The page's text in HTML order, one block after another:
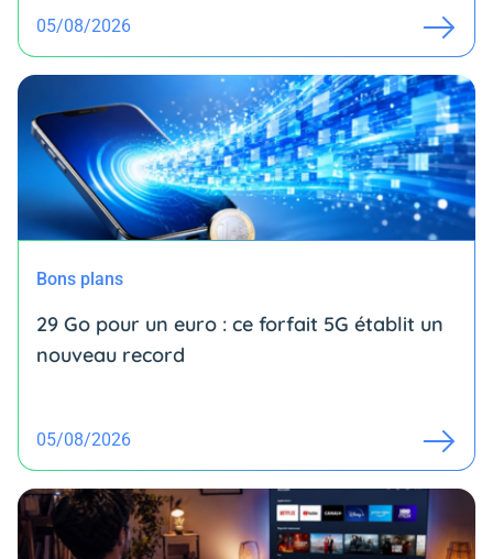
05/08/2026
Bons plans
29 Go pour un euro : ce forfait 5G établit un
nouveau record
05/08/2026